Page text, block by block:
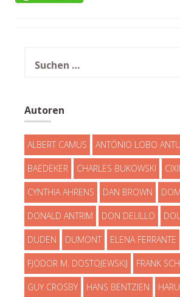
nach:
Autoren
ALBERT CAMUS ANTÓNIO LOBO
BAEDEKER CHARLES BUKOWSKI
CYNTHIA AHRENS DAN BROWN
DONALD ANTRIM DON DELILLO
DUDEN DUMONT ELENA FERRANTE
FJODOR M. DOSTOJEWSKIJ FRANK
GUY CROSBY HANS BENTZIEN